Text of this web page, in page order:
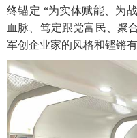
终锚定 “为实体赋能、为
血脉、笃定跟党富民、聚
军创企业家的风格和铿锵